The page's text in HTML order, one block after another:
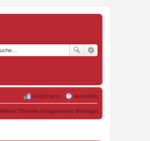
Anmelden
Registrieren
Aktive Themen | Ungelesene Beiträge